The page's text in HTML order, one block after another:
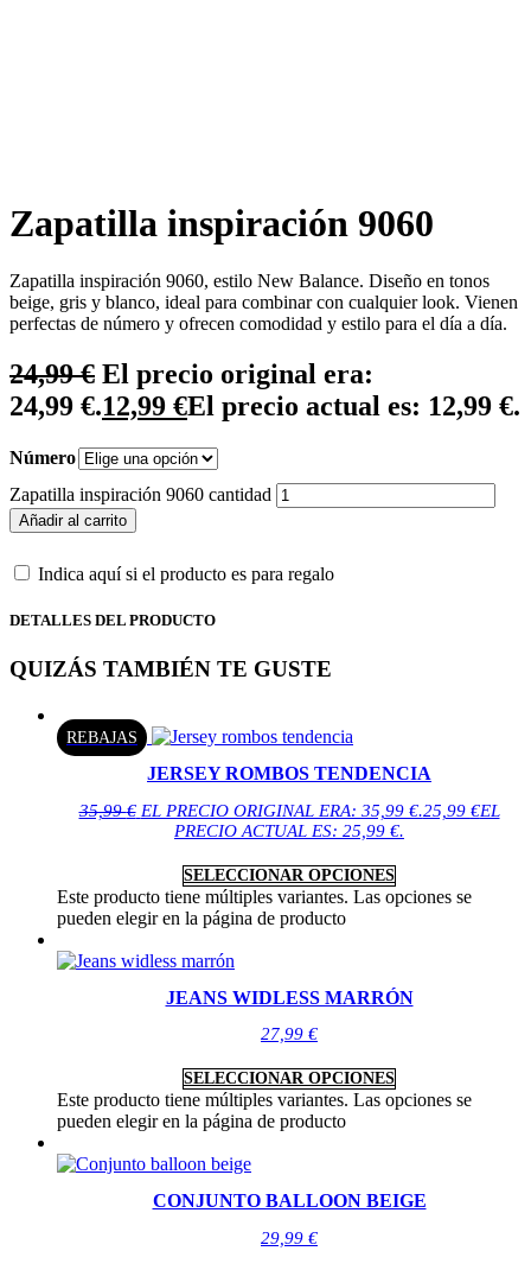
Zapatilla inspiración 9060
Zapatilla inspiración 9060, estilo New Balance. Diseño en tonos
beige, gris y blanco, ideal para combinar con cualquier look. Vienen
perfectas de número y ofrecen comodidad y estilo para el día a día.
24,99€ El precio original era:
24,99 €.12,99 €El precio actual es: 12,99 €.
Número
Zapatilla inspiración 9060 cantidad
Añadir al carrito
Indica aquí si el producto es para regalo
DETALLES DEL PRODUCTO
QUIZÁS TAMBIÉN TE GUSTE
REBAJAS
JERSEY ROMBOS TENDENCIA
35,99€ EL PRECIO ORIGINAL ERA: 35,99 €.25,99 €EL
PRECIO ACTUAL ES: 25,99 €.
SELECCIONAR OPCIONES
Este producto tiene múltiples variantes. Las opciones se
pueden elegir en la página de producto
JEANS WIDLESS MARRÓN
27,99 €
SELECCIONAR OPCIONES
Este producto tiene múltiples variantes. Las opciones se
pueden elegir en la página de producto
CONJUNTO BALLOON BEIGE
29,99 €